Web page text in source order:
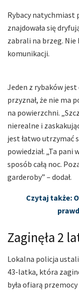
Rybacy natychmiast
znajdowała się
zabrali na brzeg. Nie
komunikacji.
Jeden z rybaków
przyznał, że nie ma
na powierzchni.
nierealne i
jest łatwo utrzymać
powiedział. „Ta pani
sposób całą noc.
garderoby” – dodał.
Czytaj także:
Zaginęła 2
Lokalna policja
43-latka, która
była ofiarą